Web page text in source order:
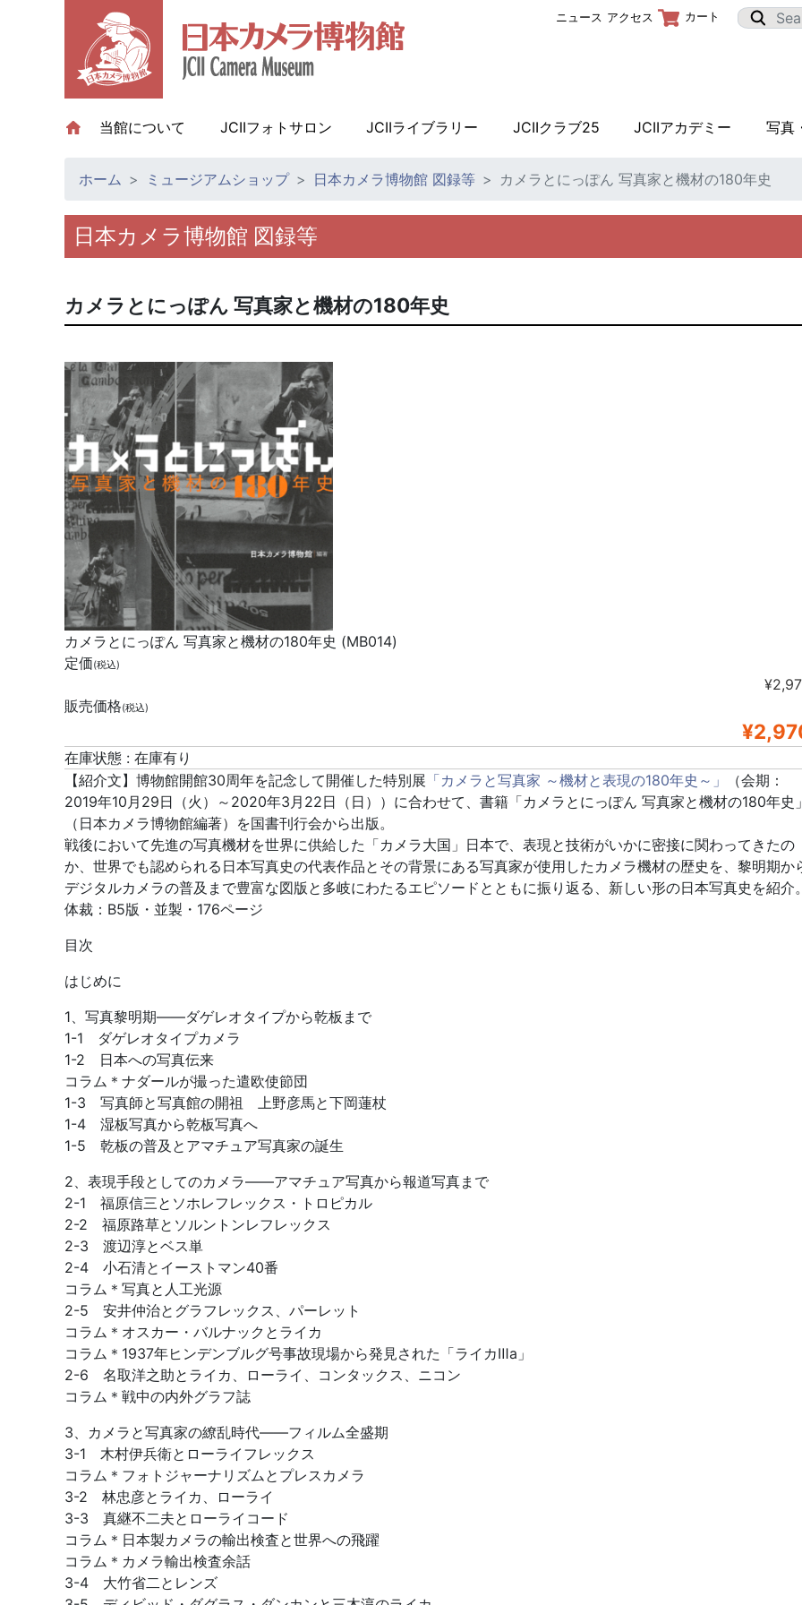
当館について (current)JCIIフォトサロン JCIIライブラリー JCIIクラブ25 JCIIアカデミー 写真
ニュース アクセス カート
ホーム ミュージアムショップ 日本カメラ博物館 図録等 カメラとにっぽん 写真家と機材の180年史
日本カメラ博物館 図録等
カメラとにっぽん 写真家と機材の180年史
カメラとにっぽん 写真家と機材の180年史 (MB014)
定価(税込)
販売価格(税込)
在庫状態 : 在庫有り
【紹介文】博物館開館30周年を記念して開催した特別展 「カメラと写真家 ～機材と表現の180年史～」
（会期：
2019年10月29日（火）～2020年3月22日（日））に合わせて、書籍「カメラとにっぽん 写真家と機材の180年史
（日本カメラ博物館編著）を国書刊行会から出版。
戦後において先進の写真機材を世界に供給した「カメラ大国」日本で、表現と技術がいかに密接に関わってきたの
か、世界でも認められる日本写真史の代表作品とその背景にある写真家が使用したカメラ機材の歴史を、黎明期か
デジタルカメラの普及まで豊富な図版と多岐にわたるエピソードとともに振り返る、新しい形の日本写真史を紹介
体裁：B5版・並製・176ページ
目次
はじめに
1、写真黎明期――ダゲレオタイプから乾板まで
1-1 ダゲレオタイプカメラ
1-2 日本への写真伝来
コラム＊ナダールが撮った遣欧使節団
1-3 写真師と写真館の開祖 上野彦馬と下岡蓮杖
1-4 湿板写真から乾板写真へ
1-5 乾板の普及とアマチュア写真家の誕生
2、表現手段としてのカメラ――アマチュア写真から報道写真まで
2-1 福原信三とソホレフレックス・トロピカル
2-2 福原路草とソルントンレフレックス
2-3 渡辺淳とベス単
2-4 小石清とイーストマン40番
コラム＊写真と人工光源
2-5 安井仲治とグラフレックス、パーレット
コラム＊オスカー・バルナックとライカ
コラム＊1937年ヒンデンブルグ号事故現場から発見された「ライカⅢa」
2-6 名取洋之助とライカ、ローライ、コンタックス、ニコン
コラム＊戦中の内外グラフ誌
3、カメラと写真家の繚乱時代――フィルム全盛期
3-1 木村伊兵衛とローライフレックス
コラム＊フォトジャーナリズムとプレスカメラ
3-2 林忠彦とライカ、ローライ
3-3 真継不二夫とローライコード
コラム＊日本製カメラの輸出検査と世界への飛躍
コラム＊カメラ輸出検査余話
3-4 大竹省二とレンズ